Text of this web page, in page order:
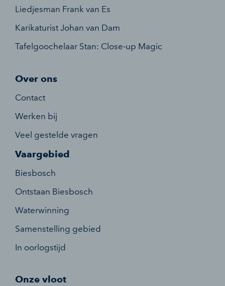
Liedjesman Frank van Es
Karikaturist Johan van Dam
Tafelgoochelaar Stan: Close-up Magic
Over ons
Contact
Werken bij
Veel gestelde vragen
Vaargebied
Biesbosch
Ontstaan Biesbosch
Waterwinning
Samenstelling gebied
In oorlogstijd
Onze vloot